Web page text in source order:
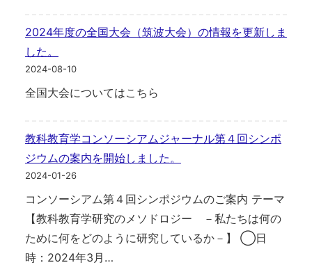
2024年度の全国大会（筑波大会）の情報を更新しま
した。
2024-08-10
全国大会についてはこちら
教科教育学コンソーシアムジャーナル第４回シンポ
ジウムの案内を開始しました。
2024-01-26
コンソーシアム第４回シンポジウムのご案内 テーマ
【教科教育学研究のメソドロジー －私たちは何の
ために何をどのように研究しているか－】 ◯日
時：2024年3月…